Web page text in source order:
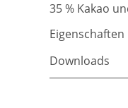
35 % Kakao
Eigenschaften
Downloads